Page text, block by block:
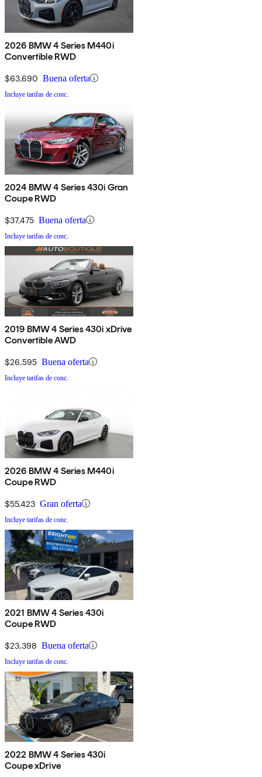
2026 BMW 4 Series M440i
Convertible RWD
$63,690 Buena oferta
Incluye tarifas de conc.
2024 BMW 4 Series 430i Gran
Coupe RWD
$37,475 Buena oferta
Incluye tarifas de conc.
2019 BMW 4 Series 430i xDrive
Convertible AWD
$26,595 Buena oferta
Incluye tarifas de conc.
2026 BMW 4 Series M440i
Coupe RWD
$55,423 Gran oferta
Incluye tarifas de conc.
2021 BMW 4 Series 430i
Coupe RWD
$23,398 Buena oferta
Incluye tarifas de conc.
2022 BMW 4 Series 430i
Coupe xDrive